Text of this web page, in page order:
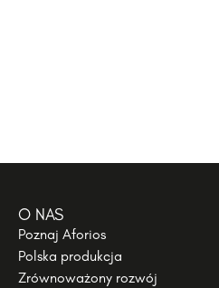
O NAS
Poznaj Aforios
Polska produkcja
Zrównoważony rozwój